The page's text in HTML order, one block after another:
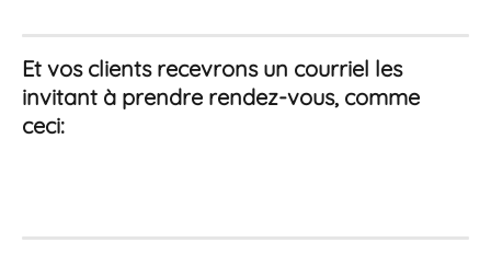
Et vos clients recevrons un courriel les
invitant à prendre rendez-vous, comme
ceci: